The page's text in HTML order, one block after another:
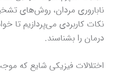
ناباروری مردان، روش‌های
نکات کاربردی می‌پردازیم تا
درمان را بشناسند.
اختلالات فیزیکی شایع که